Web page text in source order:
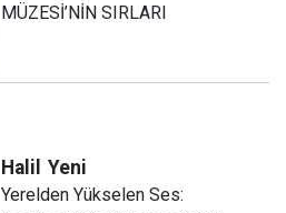
MÜZESİ’NİN SIRLARI
Halil Yeni
Yerelden Yükselen Ses: